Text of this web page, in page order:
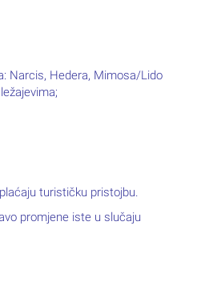
Narcis, Hedera, Mimosa/Lido
turističku pristojbu.
promjene iste u slučaju